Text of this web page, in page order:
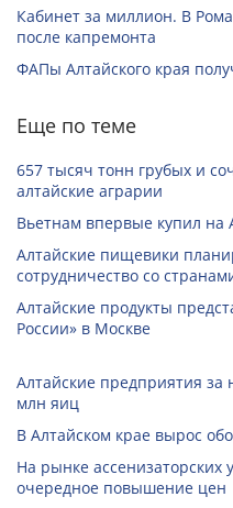
Кабинет за миллион. В
после капремонта
ФАПы Алтайского края
Еще по теме
657 тысяч тонн грубых и
алтайские аграрии
Вьетнам впервые купил на
Алтайские пищевики
сотрудничество со
Алтайские продукты
России» в Москве
Алтайские предприятия за
млн яиц
В Алтайском крае вырос
На рынке ассенизаторских
очередное повышение цен